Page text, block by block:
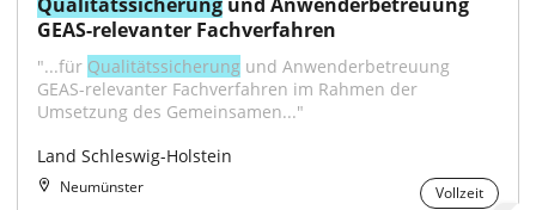
GEAS-relevanter Fachverfahren
"...für Qualitätssicherung und Anwenderbetreuung
GEAS-relevanter Fachverfahren im Rahmen der
Umsetzung des Gemeinsamen..."
Land Schleswig-Holstein
Neumünster Vollzeit